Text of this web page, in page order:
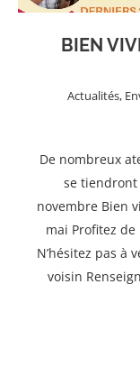
BIEN
Actualités,
De nombreux
se tiendront
novembre Bien
mai Profitez
N’hésitez pas à
voisin